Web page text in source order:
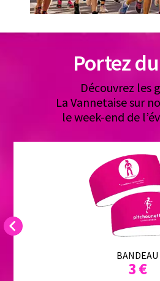
Portez
Découvrez les
La Vannetaise sur
le week-end de
Previous
BANDEAU
3 €